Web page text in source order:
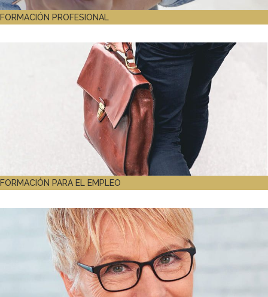
FORMACIÓN PROFESIONAL
FORMACIÓN PARA EL EMPLEO